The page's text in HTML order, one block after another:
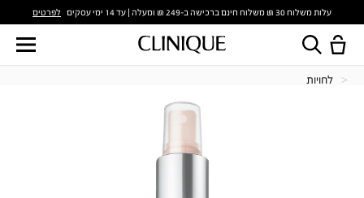
עלות משלוח 30 ₪ משלוח חינם ברכישה ב-249 ₪ ומעלה | עד 14 ימי עסקים לפרטים
לחויות